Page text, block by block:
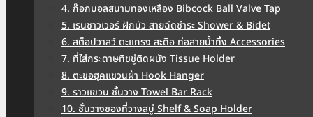
4. ก๊อกบอลสนามทองเหลือง Bibcock Ball Valve Tap
5. เรนชาวเวอร์ ฝักบัว สายฉีดชำระ Shower & Bidet
6. สต็อปวาลว์ ตะแกรง สะดือ ท่อสายน้ำทิ้ง Accessories
7. ที่ใส่กระดาษทิชชู่ติดผนัง Tissue Holder
8. ตะขอฮุคแขวนผ้า Hook Hanger
9. ราวแขวน ชั้นวาง Towel Bar Rack
10. ชั้นวางของที่วางสบู่ Shelf & Soap Holder